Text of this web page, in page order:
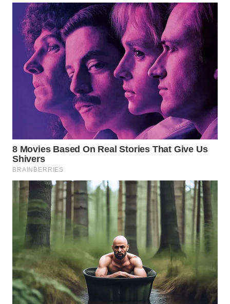
SUKABUMI
WN
PURWAKARTA
WN
PRIANGAN
TIMUR
SEMARANG
WN
SOLO
WN
BOROBUDUR
MADURA
WN
SURABAYA